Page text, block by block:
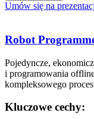
Umów się na
Robot
Pojedyncze,
i programowania
kompleksowego
Kluczowe cechy: